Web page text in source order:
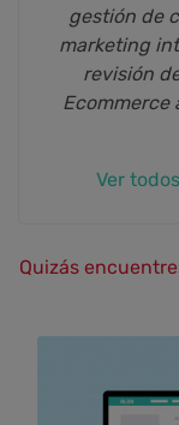
gestión de
marketing
revisión
Ecommerce
Ver
Quizás